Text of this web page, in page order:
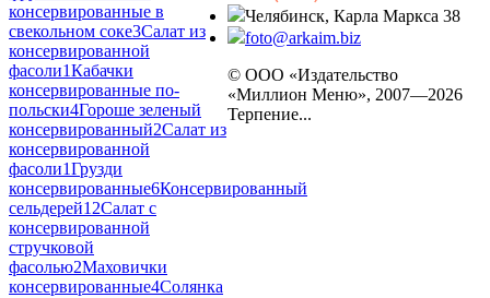
консервированные в
свекольном соке3Салат из
консервированной
фасоли1Кабачки
консервированные по-
польски4Гороше зеленый
консервированный2Салат из
консервированной
фасоли1Грузди
консервированные6Консервированный
сельдерей12Салат с
консервированной
стручковой
фасолью2Маховички
консервированные4Солянка
Челябинск, Карла Маркса 38
foto@arkaim.biz
© ООО «Издательство
«Миллион Меню», 2007—2026
Терпение...